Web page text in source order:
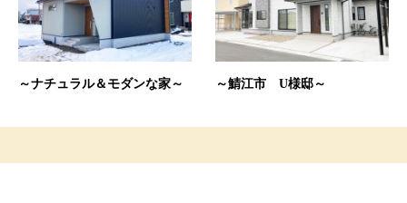
～ナチュラル＆モダンな家～ ～鯖江市 U様邸～